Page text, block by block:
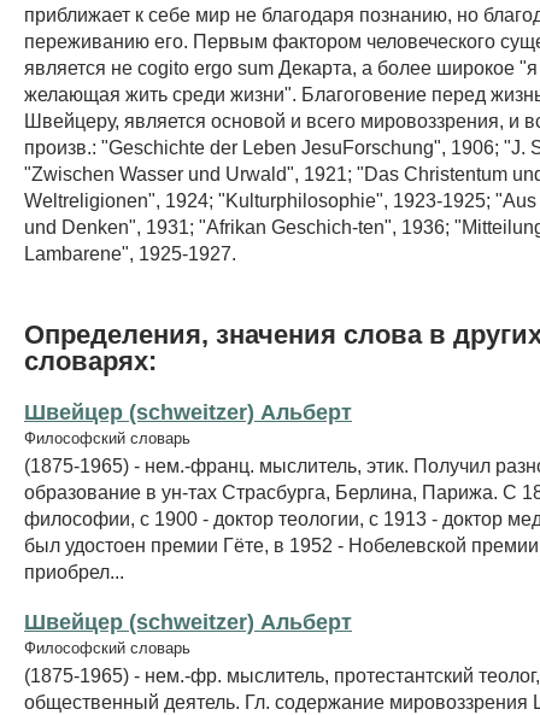
приближает к себе мир не благодаря познанию, но
переживанию его. Первым фактором человеческого
является не cogito ergo sum Декарта, а более широкое "я
желающая жить среди жизни". Благоговение перед
Швейцеру, является основой и всего мировоззрения, и
произв.: "Geschichte der Leben JesuForschung", 1906; "J.
"Zwischen Wasser und Urwald", 1921; "Das Christentum
Weltreligionen", 1924; "Kulturphilosophie", 1923-1925;
und Denken", 1931; "Afrikan Geschich-ten", 1936;
Lambarene", 1925-1927.
Определения, значения слова в
словарях:
Швейцер (schweitzer) Альберт
Философский словарь
(1875-1965) - нем.-франц. мыслитель, этик. Получил
образование в ун-тах Страсбурга, Берлина, Парижа. С
философии, с 1900 - доктор теологии, с 1913 - доктор
был удостоен премии Гёте, в 1952 - Нобелевской
приобрел...
Швейцер (schweitzer) Альберт
Философский словарь
(1875-1965) - нем.-фр. мыслитель, протестантский
общественный деятель. Гл. содержание мировоззрения